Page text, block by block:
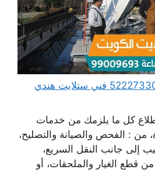
فني ستلايت المطلاع 52227330 فني ستلايت هندي
كل ما يلزمك من خدمات
من : الفحص والصيانة والتصليح،
إلى جانب النقل السريع،
قطع الغيار والملحقات، أو